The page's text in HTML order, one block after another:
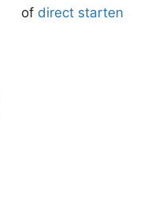
of direct starten